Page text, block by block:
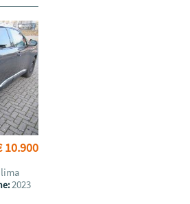
10.900
2023